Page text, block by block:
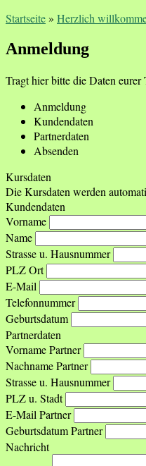
Startseite» Herzlich
Anmeldung
Tragt hier bitte die Daten eurer
Anmeldung
Kundendaten
Partnerdaten
Absenden
Kursdaten
Die Kursdaten werden
Kundendaten
Vorname
Name
Strasse u. Hausnummer
PLZ Ort
E-Mail
Telefonnummer
Geburtsdatum
Partnerdaten
Vorname Partner
Nachname Partner
Strasse u. Hausnummer
PLZ u. Stadt
E-Mail Partner
Geburtsdatum Partner
Nachricht